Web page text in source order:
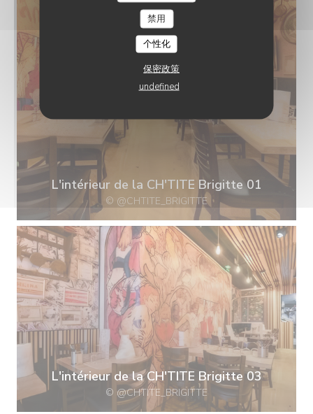
禁用
个性化
保密政策
undefined
L'intérieur de la CH'TITE Brigitte 01
© @CHTITE_BRIGITTE
L'intérieur de la CH'TITE Brigitte 03
© @CHTITE_BRIGITTE